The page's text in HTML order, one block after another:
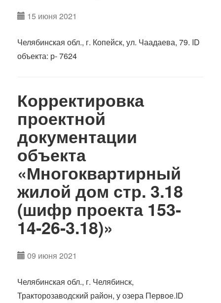
15 июня 2021
Челябинская обл., г. Копейск, ул. Чаадаева, 79. ID
объекта: р- 7624
Корректировка
проектной
документации
объекта
«Многоквартирный
жилой дом стр. 3.18
(шифр проекта 153-
14-26-3.18)»
09 июня 2021
Челябинская обл., г. Челябинск,
Тракторозаводский район, у озера Первое.ID